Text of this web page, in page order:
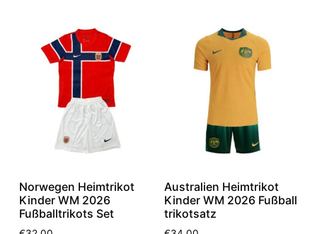
Norwegen Heimtrikot
Kinder WM 2026
Fußballtrikots Set
Australien Heimtrikot
Kinder WM 2026 Fußball
trikotsatz